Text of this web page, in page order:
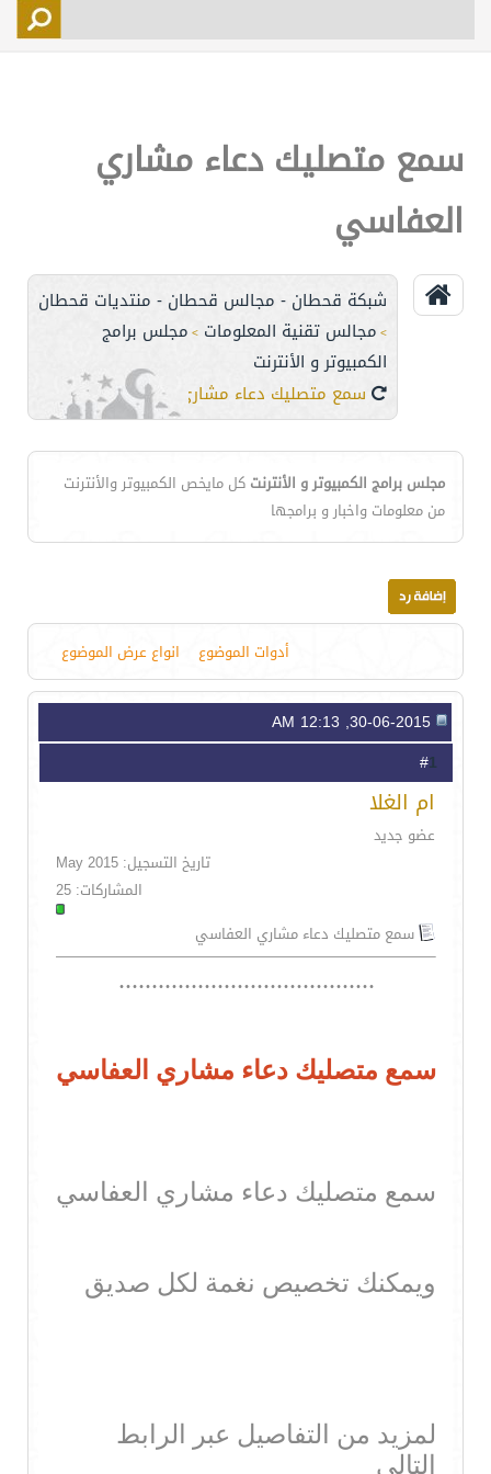
اتصل بنا
سمع متصليك دعاء مشاري
العفاسي
شبكة قحطان - مجالس قحطان - منتديات قحطان
> مجالس تقنية المعلومات > مجلس برامج
الكمبيوتر و الأنترنت
سمع متصليك دعاء مشاري العفاسي
مجلس برامج الكمبيوتر و الأنترنت كل مايخص الكمبيوتر والأنترنت
من معلومات واخبار و برامجها
أدوات الموضوع انواع عرض الموضوع
1
ام الغلا
عضو جديد
تاريخ التسجيل: May 2015
المشاركات: 25
سمع متصليك دعاء مشاري العفاسي
.......................................
سمع متصليك دعاء مشاري العفاسي
سمع متصليك دعاء مشاري العفاسي
ويمكنك تخصيص نغمة لكل صديق
لمزيد من التفاصيل عبر الرابط
التالي